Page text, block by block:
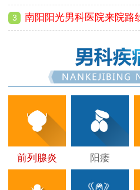
3 南阳阳光男科医院来院路
前列腺炎 阳痿